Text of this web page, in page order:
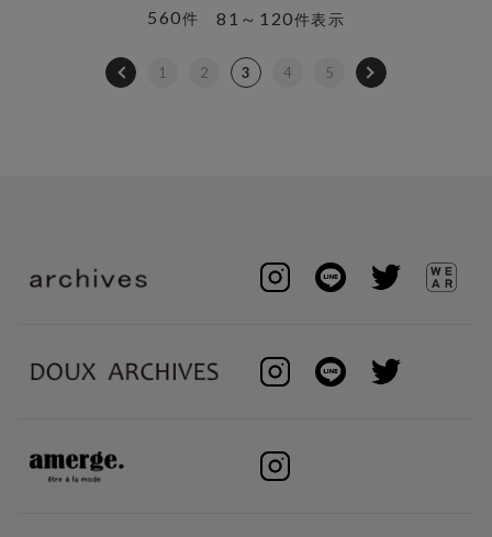
81～120件表示
560件
1 2 3 4 5